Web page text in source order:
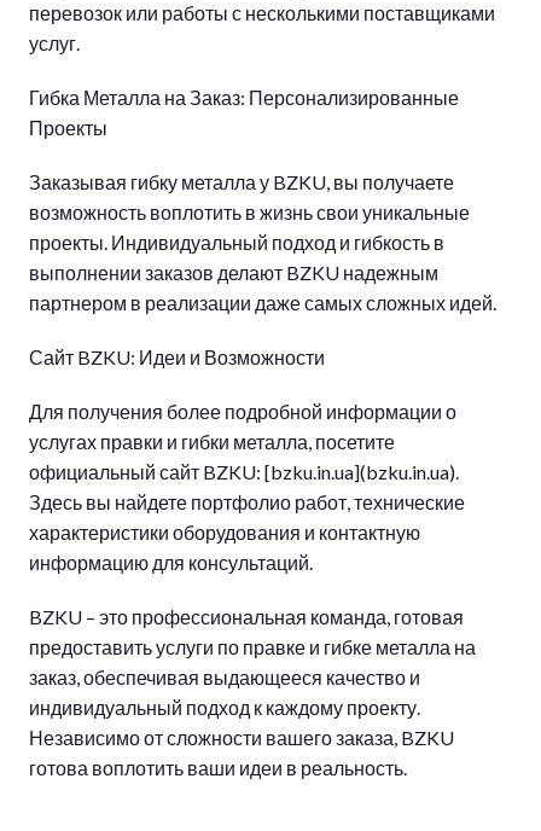
перевозок или работы с несколькими поставщиками
услуг.
Гибка Металла на Заказ: Персонализированные
Проекты
Заказывая гибку металла у BZKU, вы получаете
возможность воплотить в жизнь свои уникальные
проекты. Индивидуальный подход и гибкость в
выполнении заказов делают BZKU надежным
партнером в реализации даже самых сложных идей.
Сайт BZKU: Идеи и Возможности
Для получения более подробной информации о
услугах правки и гибки металла, посетите
официальный сайт BZKU: [bzku.in.ua](bzku.in.ua).
Здесь вы найдете портфолио работ, технические
характеристики оборудования и контактную
информацию для консультаций.
BZKU – это профессиональная команда, готовая
предоставить услуги по правке и гибке металла на
заказ, обеспечивая выдающееся качество и
индивидуальный подход к каждому проекту.
Независимо от сложности вашего заказа, BZKU
готова воплотить ваши идеи в реальность.